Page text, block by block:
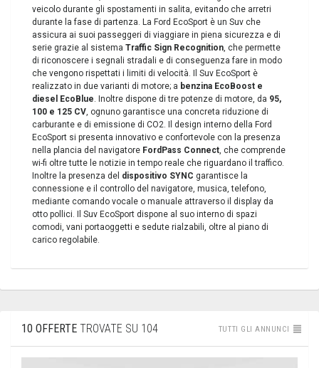
veicolo durante gli spostamenti in salita, evitando che arretri
durante la fase di partenza. La Ford EcoSport è un Suv che
assicura ai suoi passeggeri di viaggiare in piena sicurezza e di
serie grazie al sistema Traffic Sign Recognition , che permette
di riconoscere i segnali stradali e di conseguenza fare in modo
che vengono rispettati i limiti di velocità. Il Suv EcoSport è
realizzato in due varianti di motore; a benzina EcoBoost e
diesel EcoBlue . Inoltre dispone di tre potenze di motore, da 95,
100 e 125 CV , ognuno garantisce una concreta riduzione di
carburante e di emissione di CO2. Il design interno della Ford
EcoSport si presenta innovativo e confortevole con la presenza
nella plancia del navigatore FordPass Connect , che comprende
wi-fi oltre tutte le notizie in tempo reale che riguardano il traffico.
Inoltre la presenza del dispositivo SYNC garantisce la
connessione e il controllo del navigatore, musica, telefono,
mediante comando vocale o manuale attraverso il display da
otto pollici. Il Suv EcoSport dispone al suo interno di spazi
comodi, vani portaoggetti e sedute rialzabili, oltre al piano di
carico regolabile.
10 OFFERTE TROVATE SU 104 TUTTI GLI ANNUNCI